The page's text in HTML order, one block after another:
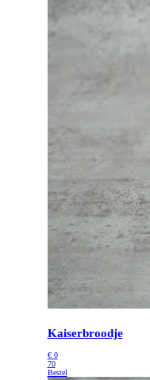
Kaiserbroodje
€ 0
70
Bestel